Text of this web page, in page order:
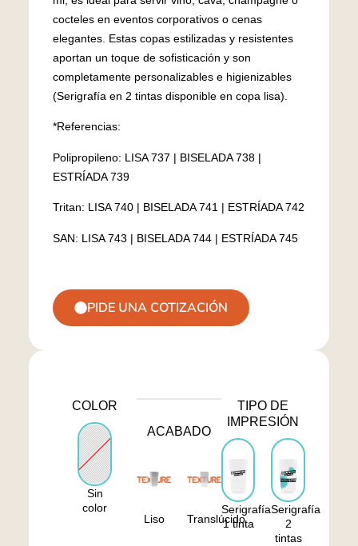
cocteles en eventos corporativos o cenas
elegantes. Estas copas estilizadas y resistentes
aportan un toque de sofisticación y son
completamente personalizables e higienizables
(Serigrafía en 2 tintas disponible en copa lisa).
*Referencias:
Polipropileno: LISA 737 | BISELADA 738 |
ESTRÍADA 739
Tritan: LISA 740 | BISELADA 741 | ESTRÍADA 742
SAN: LISA 743 | BISELADA 744 | ESTRÍADA 745
PIDE UNA COTIZACIÓN
COLOR
Sin
color
ACABADO
Liso Translúcido
TIPO DE
IMPRESIÓN
Serigrafía
1 tinta
Serigrafía
2
tintas